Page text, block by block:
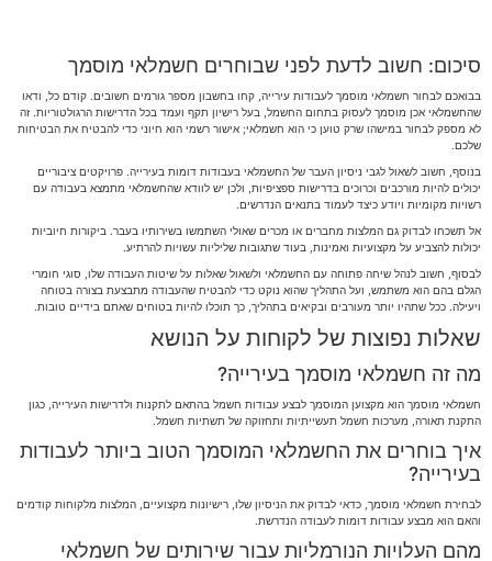
סיכום: חשוב לדעת לפני שבוחרים חשמלאי מוסמך
בבואכם לבחור חשמלאי מוסמך לעבודות עירייה, קחו בחשבון מספר גורמים חשובים. קודם כל, ודאו
שהחשמלאי אכן מוסמך לעסוק בתחום החשמל, בעל רישיון תקף ועמד בכל הדרישות הרגולטוריות. זה
לא מספק לבחור במישהו שרק טוען כי הוא חשמלאי; אישור רשמי הוא חיוני כדי להבטיח את הבטיחות
שלכם.
בנוסף, חשוב לשאול לגבי ניסיון העבר של החשמלאי בעבודות דומות בעירייה. פרויקטים ציבוריים
יכולים להיות מורכבים וכרוכים בדרישות ספציפיות, ולכן יש לוודא שהחשמלאי מתמצא בעבודה עם
רשויות מקומיות ויודע כיצד לעמוד בתנאים הנדרשים.
אל תשכחו לבדוק גם המלצות מחברים או מכרים שאולי השתמשו בשירותיו בעבר. ביקורות חיוביות
יכולות להצביע על מקצועיות ואמינות, בעוד שתגובות שליליות עשויות להרתיע.
לבסוף, חשוב לנהל שיחה פתוחה עם החשמלאי ולשאול שאלות על שיטות העבודה שלו, סוגי חומרי
הגלם בהם הוא משתמש, ועל התהליך שהוא נוקט כדי להבטיח שהעבודה מתבצעת בצורה בטוחה
ויעילה. ככל שתהיו יותר מעורבים ובקיאים בתהליך, כך תוכלו להיות בטוחים שאתם בידיים טובות.
שאלות נפוצות של לקוחות על הנושא
מה זה חשמלאי מוסמך בעירייה?
חשמלאי מוסמך הוא מקצוען המוסמך לבצע עבודות חשמל בהתאם לתקנות ולדרישות העירייה, כגון
התקנת תאורה, מערכות חשמל תעשייתיות ותחזוקה של תשתיות חשמל.
איך בוחרים את החשמלאי המוסמך הטוב ביותר לעבודות
בעירייה?
לבחירת חשמלאי מוסמך, כדאי לבדוק את הניסיון שלו, רישיונות מקצועיים, המלצות מלקוחות קודמים
והאם הוא מבצע עבודות דומות לעבודה הנדרשת.
מהם העלויות הנורמליות עבור שירותים של חשמלאי